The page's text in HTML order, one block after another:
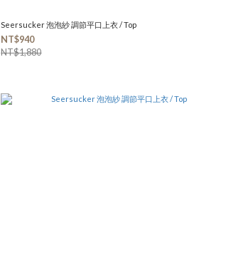
Seersucker 泡泡紗 調節平口上衣 / Top
NT$940
NT$1,880